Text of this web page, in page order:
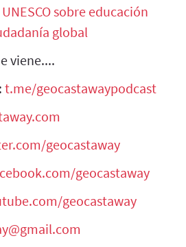
sobre educación
global
viene....
t.me/geocastawaypodcast
geocastaway
geocastaway
geocastaway